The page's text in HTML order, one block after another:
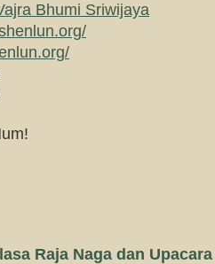
Bhumi Sriwijaya
Raja Naga dan